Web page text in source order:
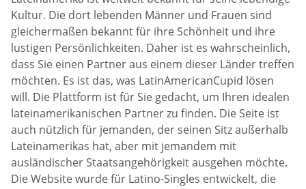
Kultur. Die dort lebenden Männer und Frauen sind
gleichermaßen bekannt für ihre Schönheit und ihre
lustigen Persönlichkeiten. Daher ist es wahrscheinlich,
dass Sie einen Partner aus einem dieser Länder treffen
möchten. Es ist das, was LatinAmericanCupid lösen
will. Die Plattform ist für Sie gedacht, um Ihren idealen
lateinamerikanischen Partner zu finden. Die Seite ist
auch nützlich für jemanden, der seinen Sitz außerhalb
Lateinamerikas hat, aber mit jemandem mit
ausländischer Staatsangehörigkeit ausgehen möchte.
Die Website wurde für Latino-Singles entwickelt, die